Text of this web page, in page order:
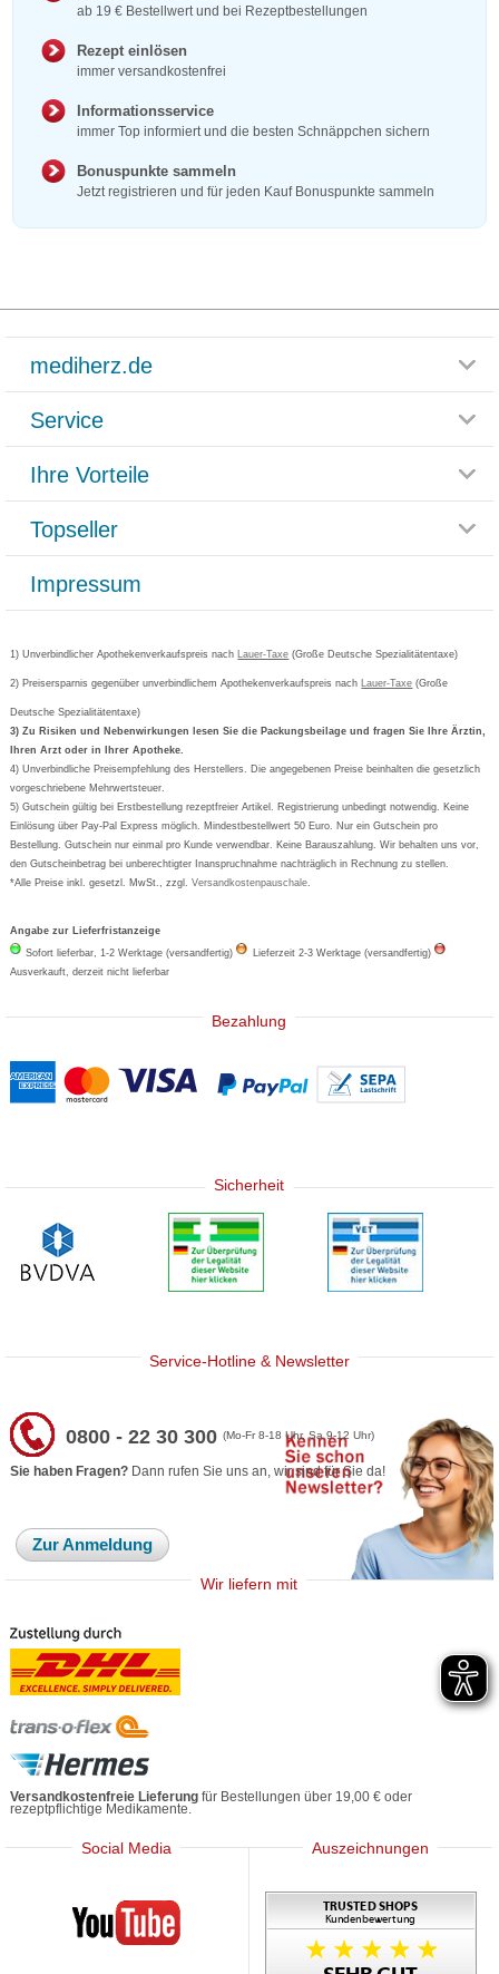
ab 19 € Bestellwert und bei Rezeptbestellungen
Rezept einlösen
immer versandkostenfrei
Informationsservice
immer Top informiert und die besten Schnäppchen sichern
Bonuspunkte sammeln
Jetzt registrieren und für jeden Kauf Bonuspunkte sammeln
mediherz.de
Glossar
Häufig gestellte Fragen
Datenschutz
AGB
Cookie-Einstellungen
Vertrag widerrufen
Service
Rücksendemöglichkeit
Paketlieferstatus
Versandkosten
Bestellschein ausfüllen
Newsletteranmeldung
Ihre Vorteile
Rezeptlieferung
Bonusprogramm
Gutschein und Rabatte
Kundenbewertung
Topseller
Grippostad
Bepanthen
Formoline
Wick
Eucerin
Basica
Impressum
1) Unverbindlicher Apothekenverkaufspreis nach Lauer-Taxe (Große Deutsche Spezialitätentaxe)
2) Preisersparnis gegenüber unverbindlichem Apothekenverkaufspreis nach Lauer-Taxe (Große
Deutsche Spezialitätentaxe)
3) Zu Risiken und Nebenwirkungen lesen Sie die Packungsbeilage und fragen Sie Ihre Ärztin,
Ihren Arzt oder in Ihrer Apotheke.
4) Unverbindliche Preisempfehlung des Herstellers. Die angegebenen Preise beinhalten die gesetzlich
vorgeschriebene Mehrwertsteuer.
5) Gutschein gültig bei Erstbestellung rezeptfreier Artikel. Registrierung unbedingt notwendig. Keine
Einlösung über Pay-Pal Express möglich. Mindestbestellwert 50 Euro. Nur ein Gutschein pro
Bestellung. Gutschein nur einmal pro Kunde verwendbar. Keine Barauszahlung. Wir behalten uns vor,
den Gutscheinbetrag bei unberechtigter Inanspruchnahme nachträglich in Rechnung zu stellen.
*Alle Preise inkl. gesetzl. MwSt., zzgl.Versandkostenpauschale
Angabe zur Lieferfristanzeige
Sofort lieferbar, 1-2 Werktage (versandfertig)
Lieferzeit 2-3 Werktage (versandfertig)
Ausverkauft, derzeit nicht lieferbar
Bezahlung
Sicherheit
Service-Hotline & Newsletter
0800 - 22 30 300(Mo-Fr 8-18 Uhr, Sa 9-12 Uhr)
Sie haben Fragen? Dann rufen Sie uns an, wir sind für Sie da!
Zur Anmeldung
Wir liefern mit
Versandkostenfreie Lieferung für Bestellungen über 19,00 € oder
rezeptpflichtige Medikamente.
Social Media
Mediherz
Auszeichnungen